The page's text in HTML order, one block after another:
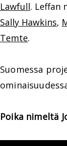
Lawfull. Leffan
Sally Hawkins,
Temte.
Suomessa
Poika nimeltä